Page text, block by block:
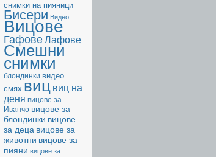
cнимки на пияници
Бисери Видео
Вицове
ГафовеЛафове
Смешни
снимки
блондинки видео
смях виц виц на
деня вицове за
Иванчо вицове за
блондинки вицове
за деца вицове за
животни вицове за
пияни вицове за